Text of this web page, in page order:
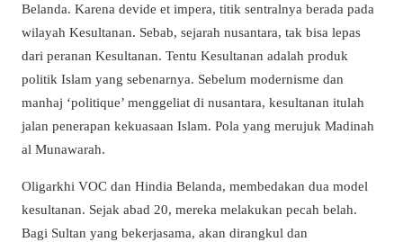
Belanda. Karena devide et impera, titik sentralnya berada pada
wilayah Kesultanan. Sebab, sejarah nusantara, tak bisa lepas
dari peranan Kesultanan. Tentu Kesultanan adalah produk
politik Islam yang sebenarnya. Sebelum modernisme dan
manhaj ‘politique’ menggeliat di nusantara, kesultanan itulah
jalan penerapan kekuasaan Islam. Pola yang merujuk Madinah
al Munawarah.
Oligarkhi VOC dan Hindia Belanda, membedakan dua model
kesultanan. Sejak abad 20, mereka melakukan pecah belah.
Bagi Sultan yang bekerjasama, akan dirangkul dan